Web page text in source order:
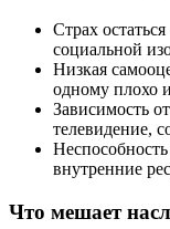
Страх
социальной
Низкая
одному плохо
Зависимость
телевидение,
внутренние
Что мешает